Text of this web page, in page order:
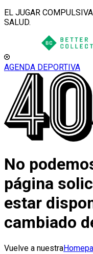
EL JUGAR
SALUD.
AGENDA DEPORTIVA
No
página
estar
cambiado
Vuelve a nuestra